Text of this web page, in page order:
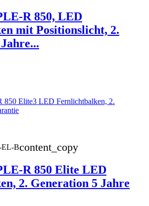
R 850, LED
mit Positionslicht, 2.
EL-Bcontent_copy
R 850 Elite LED
2. Generation 5 Jahre